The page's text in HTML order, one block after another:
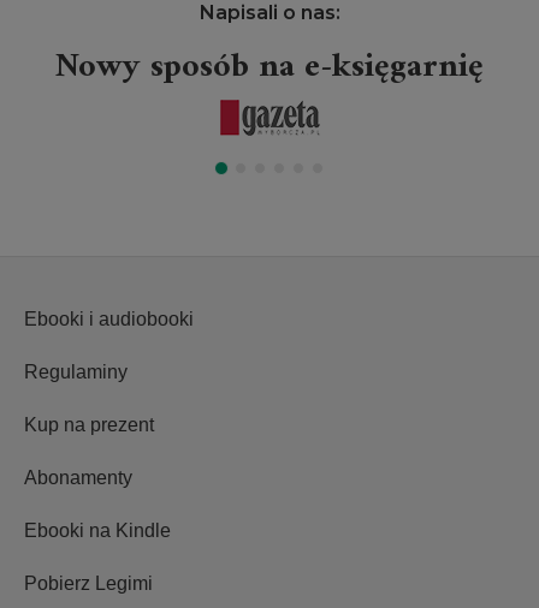
Napisali o nas:
Nowy sposób na e-księgarnię
Ebooki i audiobooki
Regulaminy
Kup na prezent
Abonamenty
Ebooki na Kindle
Pobierz Legimi